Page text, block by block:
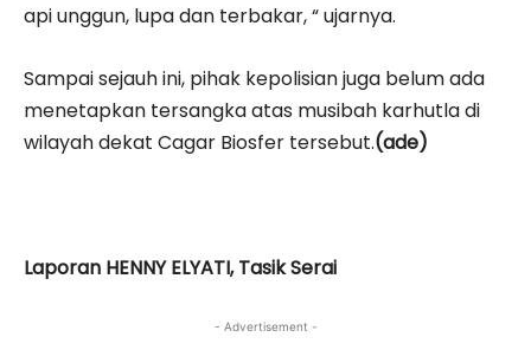
api unggun, lupa dan terbakar, “ ujarnya.
Sampai sejauh ini, pihak kepolisian juga belum ada
menetapkan tersangka atas musibah karhutla di
wilayah dekat Cagar Biosfer tersebut.(ade)
Laporan HENNY ELYATI, Tasik Serai
- Advertisement -